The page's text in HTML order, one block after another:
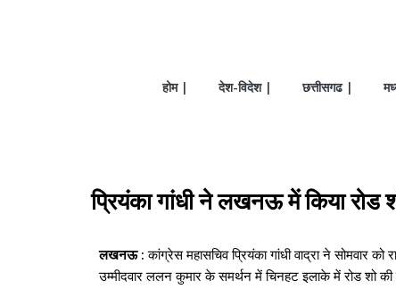
होम | देश-विदेश | छत्तीसगढ |
प्रियंका गांधी ने लखनऊ में किया रोड
लखनऊ : कांग्रेस महासचिव प्रियंका गांधी वाद्रा ने सोमवार
उम्मीदवार ललन कुमार के समर्थन में चिनहट इलाके में रोड शो